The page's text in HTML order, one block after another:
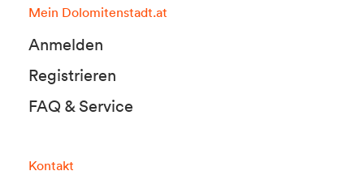
Mein Dolomitenstadt.at
Anmelden
Registrieren
FAQ & Service
Kontakt